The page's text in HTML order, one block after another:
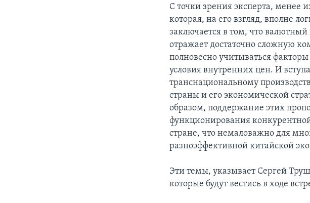
С точки зрения эксперта, менее
которая, на его взгляд, вполне
заключается в том, что
отражает достаточно сложную
полновесно учитываться
условия внутренних цен. И
транснациональному
страны и его экономической
образом, поддержание этих
функционирования
стране, что немаловажно для
разноэффективной китайской
Эти темы, указывает Сергей
которые будут вестись в ходе